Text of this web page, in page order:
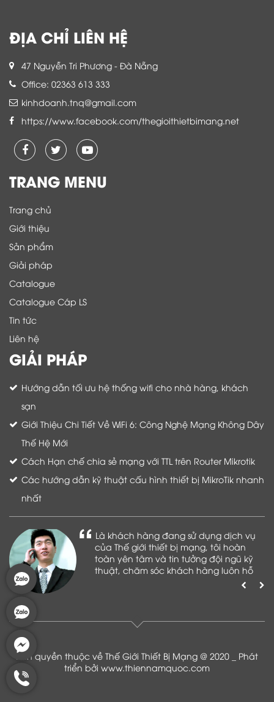
ĐỊA CHỈ LIÊN HỆ
47 Nguyễn Tri Phương - Đà Nẵng
Office: 02363 613 333
kinhdoanh.tnq@gmail.com
https://www.facebook.com/thegioithietbimang.net
TRANG MENU
Trang chủ
Giới thiệu
Sản phẩm
Giải pháp
Catalogue
Catalogue Cáp LS
Tin tức
Liên hệ
GIẢI PHÁP
Hướng dẫn tối ưu hệ thống wifi cho nhà hàng, khách
sạn
Giới Thiệu Chi Tiết Về WiFi 6: Công Nghệ Mạng Không Dây
Thế Hệ Mới
Cách Hạn chế chia sẻ mạng với TTL trên Router Mikrotik
Các hướng dẫn kỹ thuật cấu hình thiết bị MikroTik nhanh
nhất
Là khách hàng đang sử dụng dịch vụ
của Thế giới thiết bị mạng, tôi hoàn
toàn yên tâm và tin tưởng đội ngũ kỹ
thuật, chăm sóc khách hàng luôn hỗ
Bản quyền thuộc về Thế Giới Thiết Bị Mạng @ 2020 _ Phát
triển bởi www.thiennamquoc.com